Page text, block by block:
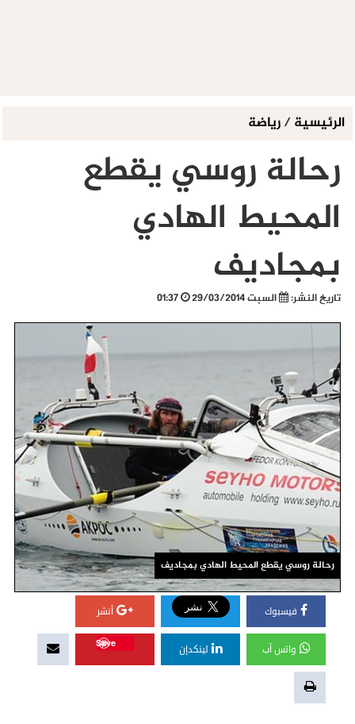
الرئيسية/رياضة
رحالة روسي يقطع
المحيط الهادي
بمجاديف
تاريخ النشر: السبت 29/03/2014
رحالة روسي يقطع المحيط الهادي بمجاديف
فيسبوك أنشر
واتس آب لينكدإن
Save